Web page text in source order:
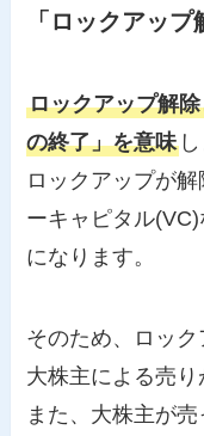
「ロックアッ
ロックアップ解
の終了」を意味
ロックアップが
ーキャピタル
になります。
そのため、ロック
大株主による売り
また、大株主が